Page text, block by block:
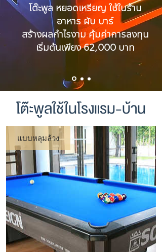
โต๊ะพูล หยอดเหรียญ ใช้ในร้าน
อาหาร ผับ บาร์
สร้างผลกำไรงาม คุ้มค่าการลงทุน
เริ่มต้นเพียง 62,000 บาท
โต๊ะพูลใช้ในโรงแรม-บ้าน
แบบหลุมล้วง